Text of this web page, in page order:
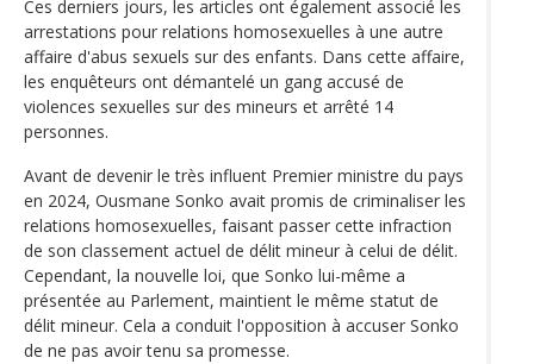
Ces derniers jours, les articles ont également associé les
arrestations pour relations homosexuelles à une autre
affaire d'abus sexuels sur des enfants. Dans cette affaire,
les enquêteurs ont démantelé un gang accusé de
violences sexuelles sur des mineurs et arrêté 14
personnes.
Avant de devenir le très influent Premier ministre du pays
en 2024, Ousmane Sonko avait promis de criminaliser les
relations homosexuelles, faisant passer cette infraction
de son classement actuel de délit mineur à celui de délit.
Cependant, la nouvelle loi, que Sonko lui-même a
présentée au Parlement, maintient le même statut de
délit mineur. Cela a conduit l'opposition à accuser Sonko
de ne pas avoir tenu sa promesse.